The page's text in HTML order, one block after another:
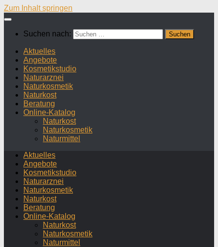
Zum Inhalt springen
Suchen nach:
Aktuelles
Angebote
Kosmetikstudio
Naturarznei
Naturkosmetik
Naturkost
Beratung
Online-Katalog
Naturkost
Naturkosmetik
Naturmittel
Aktuelles
Angebote
Kosmetikstudio
Naturarznei
Naturkosmetik
Naturkost
Beratung
Online-Katalog
Naturkost
Naturkosmetik
Naturmittel